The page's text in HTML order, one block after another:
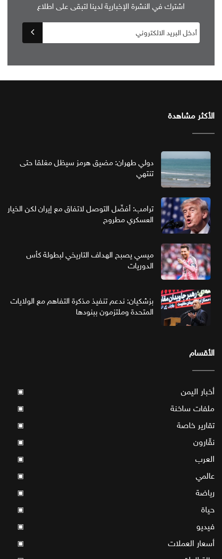
اشترك في النشرة الإخبارية لدينا لتبقى على اطلاع
الأكثر مشاهدة
دولي طهران: مضيق هرمز سيظل مغلقا حتى
تنتهي
ترامب: أفضّل التوصل لاتفاق مع إيران لكن الخيار
العسكري مطروح
ميسي يصبح الهداف التاريخي لبطولة كأس
الدوريات
بزشكيان: ندعم تنفيذ مذكرة التفاهم مع الولايات
المتحدة وملتزمون ببنودها
الأقسام
أخبار اليمن ▣
ملفات ساخنة ▣
تقارير خاصة ▣
نقّارون ▣
العرب ▣
عالمي ▣
رياضة ▣
حياة ▣
فيديو ▣
أسعار العملات ▣